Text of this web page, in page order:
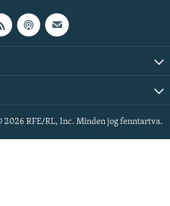
2026 RFE/RL, Inc. Minden jog fenntartva.